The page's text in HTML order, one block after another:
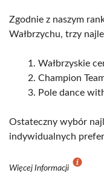
Zgodnie z naszym
Wałbrzychu, trzy
Wałbrzyskie
Champion
Pole dance
Ostateczny wybór
indywidualnych
Więcej Informacji